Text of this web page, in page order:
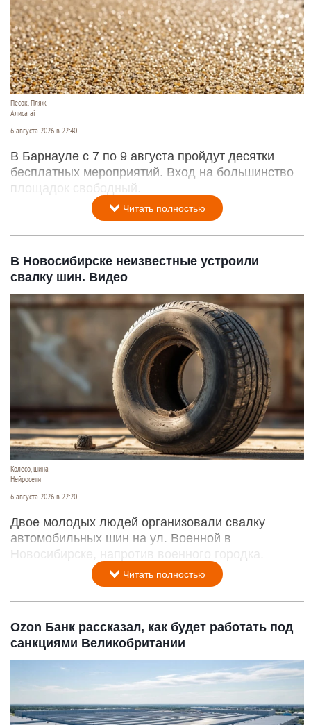
Песок. Пляж.
Алиса ai
6 августа 2026 в 22:40
В Барнауле с 7 по 9 августа пройдут десятки
бесплатных мероприятий. Вход на большинство
площадок свободный.
Читать полностью
В Новосибирске неизвестные устроили
свалку шин. Видео
Колесо, шина
Нейросети
6 августа 2026 в 22:20
Двое молодых людей организовали свалку
автомобильных шин на ул. Военной в
Новосибирске, напротив военного городка.
Читать полностью
Ozon Банк рассказал, как будет работать под
санкциями Великобритании